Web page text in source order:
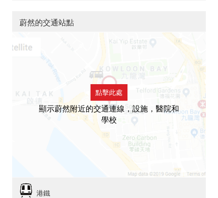
蔚然的交通站點
點擊此處
顯示蔚然附近的交通連線，設施，醫院和
學校
港鐵